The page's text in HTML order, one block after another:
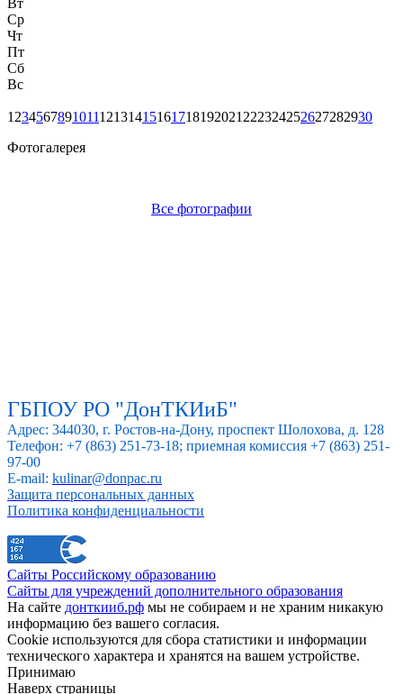
Ср
Чт
Пт
Сб
Вс
1 23456789101112131415161718192021 222324252627282930
Фотогалерея
Все фотографии
ГБПОУ РО "ДонТКИиБ"
Адрес: 344030, г. Ростов-на-Дону, проспект Шолохова, д. 128
Телефон: +7 (863) 251-73-18; приемная комиссия +7 (863) 251-
97-00
E-mail: kulinar@donpac.ru
Защита персональных данных
Политика конфиденциальности
Сайты Российскому образованию
Сайты для учреждений дополнительного образования
На сайте донткииб.рф мы не собираем и не храним никакую
информацию без вашего согласия.
Cookie используются для сбора статистики и информации
технического характера и хранятся на вашем устройстве.
Принимаю
Наверх страницы